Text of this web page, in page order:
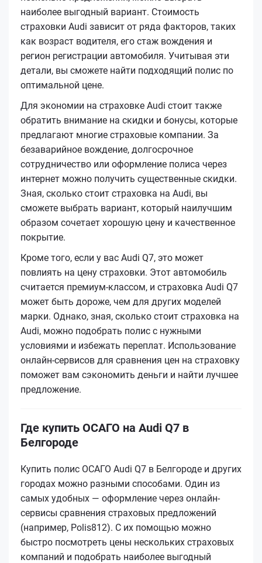
наиболее выгодный вариант. Стоимость
страховки Audi зависит от ряда факторов, таких
как возраст водителя, его стаж вождения и
регион регистрации автомобиля. Учитывая эти
детали, вы сможете найти подходящий полис по
оптимальной цене.
Для экономии на страховке Audi стоит также
обратить внимание на скидки и бонусы, которые
предлагают многие страховые компании. За
безаварийное вождение, долгосрочное
сотрудничество или оформление полиса через
интернет можно получить существенные скидки.
Зная, сколько стоит страховка на Audi, вы
сможете выбрать вариант, который наилучшим
образом сочетает хорошую цену и качественное
покрытие.
Кроме того, если у вас Audi Q7, это может
повлиять на цену страховки. Этот автомобиль
считается премиум-классом, и страховка Audi Q7
может быть дороже, чем для других моделей
марки. Однако, зная, сколько стоит страховка на
Audi, можно подобрать полис с нужными
условиями и избежать переплат. Использование
онлайн-сервисов для сравнения цен на страховку
поможет вам сэкономить деньги и найти лучшее
предложение.
Где купить ОСАГО на Audi Q7 в
Белгороде
Купить полис ОСАГО Audi Q7 в Белгороде и других
городах можно разными способами. Один из
самых удобных — оформление через онлайн-
сервисы сравнения страховых предложений
(например, Polis812). С их помощью можно
быстро посмотреть цены нескольких страховых
компаний и подобрать наиболее выгодный